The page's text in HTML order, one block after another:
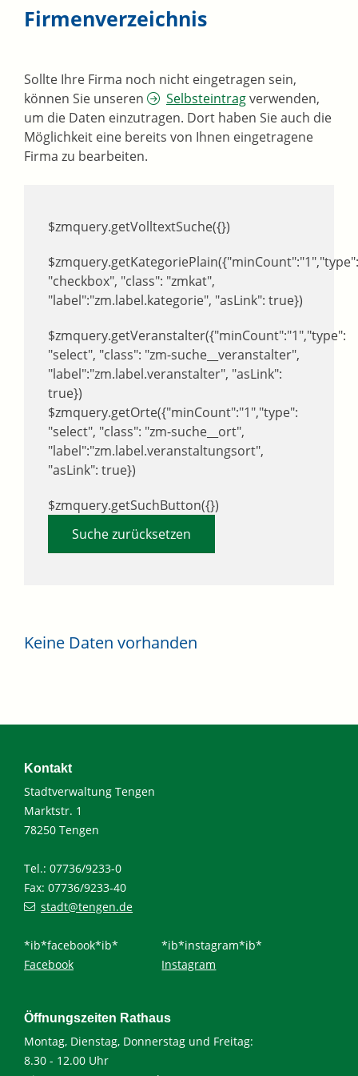
Firmenverzeichnis
Sollte Ihre Firma noch nicht eingetragen sein,
können Sie unseren
Selbsteintragverwenden,
um die Daten einzutragen. Dort haben Sie auch die
Möglichkeit eine bereits von Ihnen eingetragene
Firma zu bearbeiten.
$zmquery.getVolltextSuche({})
$zmquery.getKategoriePlain({"minCount":"1","type":
"checkbox", "class": "zmkat",
"label":"zm.label.kategorie", "asLink": true})
$zmquery.getVeranstalter({"minCount":"1","type":
"select", "class": "zm-suche__veranstalter",
"label":"zm.label.veranstalter", "asLink":
true})
$zmquery.getOrte({"minCount":"1","type":
"select", "class": "zm-suche__ort",
"label":"zm.label.veranstaltungsort",
"asLink": true})
$zmquery.getSuchButton({})
Suche zurücksetzen
Keine Daten vorhanden
Kontakt
Stadtverwaltung Tengen
Marktstr. 1
78250 Tengen
Tel.: 07736/9233-0
Fax: 07736/9233-40
stadt@tengen.de
*ib*facebook*ib*
Facebook
*ib*instagram*ib*
Instagram
Öffnungszeiten Rathaus
Montag, Dienstag, Donnerstag und Freitag:
8.30 - 12.00 Uhr